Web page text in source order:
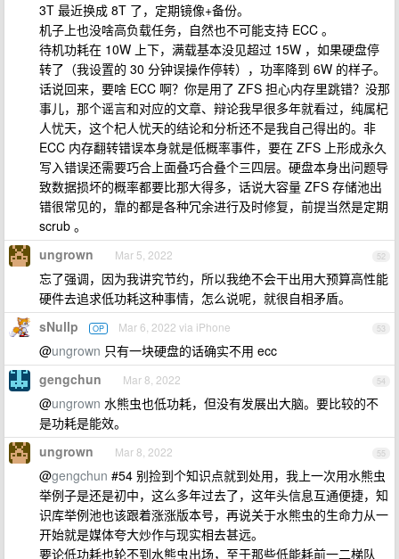
3T 最近换成 8T 了，定期镜像+备份。
机子上也没啥高负载任务，自然也不可能支持 ECC 。
待机功耗在 10W 上下，满载基本没见超过 15W ，如果硬盘停
转了（我设置的 30 分钟误操作停转），功率降到 6W 的样子。
话说回来，要啥 ECC 啊？你是用了 ZFS 担心内存里跳错？没那
事儿，那个谣言和对应的文章、辩论我早很多年就看过，纯属杞
人忧天，这个杞人忧天的结论和分析还不是我自己得出的。非
ECC 内存翻转错误本身就是低概率事件，要在 ZFS 上形成永久
写入错误还需要巧合上面叠巧合叠个三四层。硬盘本身出问题导
致数据损坏的概率都要比那大得多，话说大容量 ZFS 存储池出
错很常见的，靠的都是各种冗余进行及时修复，前提当然是定期
scrub 。
52
ungrown Mar 5, 2022
忘了强调，因为我讲究节约，所以我绝不会干出用大预算高性能
硬件去追求低功耗这种事情，怎么说呢，就很自相矛盾。
53
sNullp OP Mar 6, 2022 via iPhone
@ungrown 只有一块硬盘的话确实不用 ecc
54
gengchun Mar 8, 2022
@ungrown 水熊虫也低功耗，但没有发展出大脑。要比较的不
是功耗是能效。
55
ungrown Mar 8, 2022
@gengchun #54 别捡到个知识点就到处用，我上一次用水熊虫
举例子是还是初中，这么多年过去了，这年头信息互通便捷，知
识库举例池也该跟着涨涨版本号，再说关于水熊虫的生命力从一
开始就是媒体夸大炒作与现实相去甚远。
要论低功耗也轮不到水熊虫出场，至于那些低能耗前一二梯队